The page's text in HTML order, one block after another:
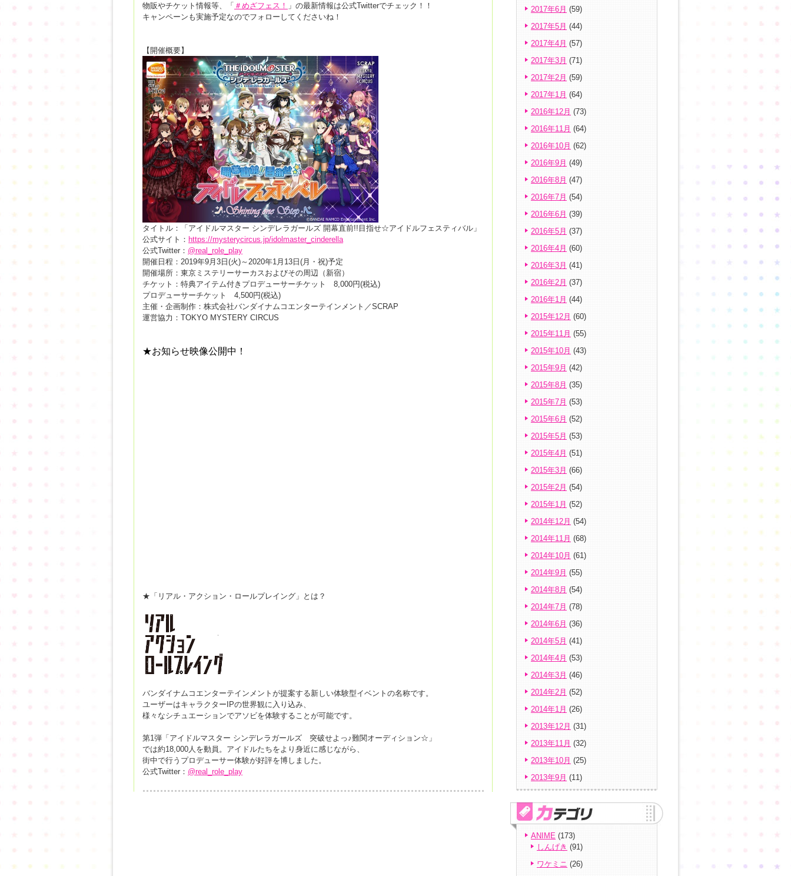
物販やチケット情報等、「 ＃めざフェス！ 」の最新情報は公式Twitterでチェック！！
キャンペーンも実施予定なのでフォローしてくださいね！
【開催概要】
タイトル：「アイドルマスター シンデレラガールズ 開幕直前!!目指せ☆アイドルフェスティバル」
公式サイト： https://mysterycircus.jp/idolmaster_cinderella
公式Twitter： @real_role_play
開催日程：2019年9月3日(火)～2020年1月13日(月・祝)予定
開催場所：東京ミステリーサーカスおよびその周辺（新宿）
チケット：特典アイテム付きプロデューサーチケット 8,000円(税込)
プロデューサーチケット 4,500円(税込)
主催・企画制作：株式会社バンダイナムコエンターテインメント／SCRAP
運営協力：TOKYO MYSTERY CIRCUS
★お知らせ映像公開中！
★「リアル・アクション・ロールプレイング」とは？
バンダイナムコエンターテインメントが提案する新しい体験型イベントの名称です。
ユーザーはキャラクターIPの世界観に入り込み、
様々なシチュエーションでアソビを体験することが可能です。
第1弾「アイドルマスター シンデレラガールズ 突破せよっ♪難関オーディション☆」
では約18,000人を動員。アイドルたちをより身近に感じながら、
街中で行うプロデューサー体験が好評を博しました。
公式Twitter： @real_role_play
2017年6月 (59)
2017年5月 (44)
2017年4月 (57)
2017年3月 (71)
2017年2月 (59)
2017年1月 (64)
2016年12月 (73)
2016年11月 (64)
2016年10月 (62)
2016年9月 (49)
2016年8月 (47)
2016年7月 (54)
2016年6月 (39)
2016年5月 (37)
2016年4月 (60)
2016年3月 (41)
2016年2月 (37)
2016年1月 (44)
2015年12月 (60)
2015年11月 (55)
2015年10月 (43)
2015年9月 (42)
2015年8月 (35)
2015年7月 (53)
2015年6月 (52)
2015年5月 (53)
2015年4月 (51)
2015年3月 (66)
2015年2月 (54)
2015年1月 (52)
2014年12月 (54)
2014年11月 (68)
2014年10月 (61)
2014年9月 (55)
2014年8月 (54)
2014年7月 (78)
2014年6月 (36)
2014年5月 (41)
2014年4月 (53)
2014年3月 (46)
2014年2月 (52)
2014年1月 (26)
2013年12月 (31)
2013年11月 (32)
2013年10月 (25)
2013年9月 (11)
ANIME (173)
しんげき (91)
ワケミニ (26)